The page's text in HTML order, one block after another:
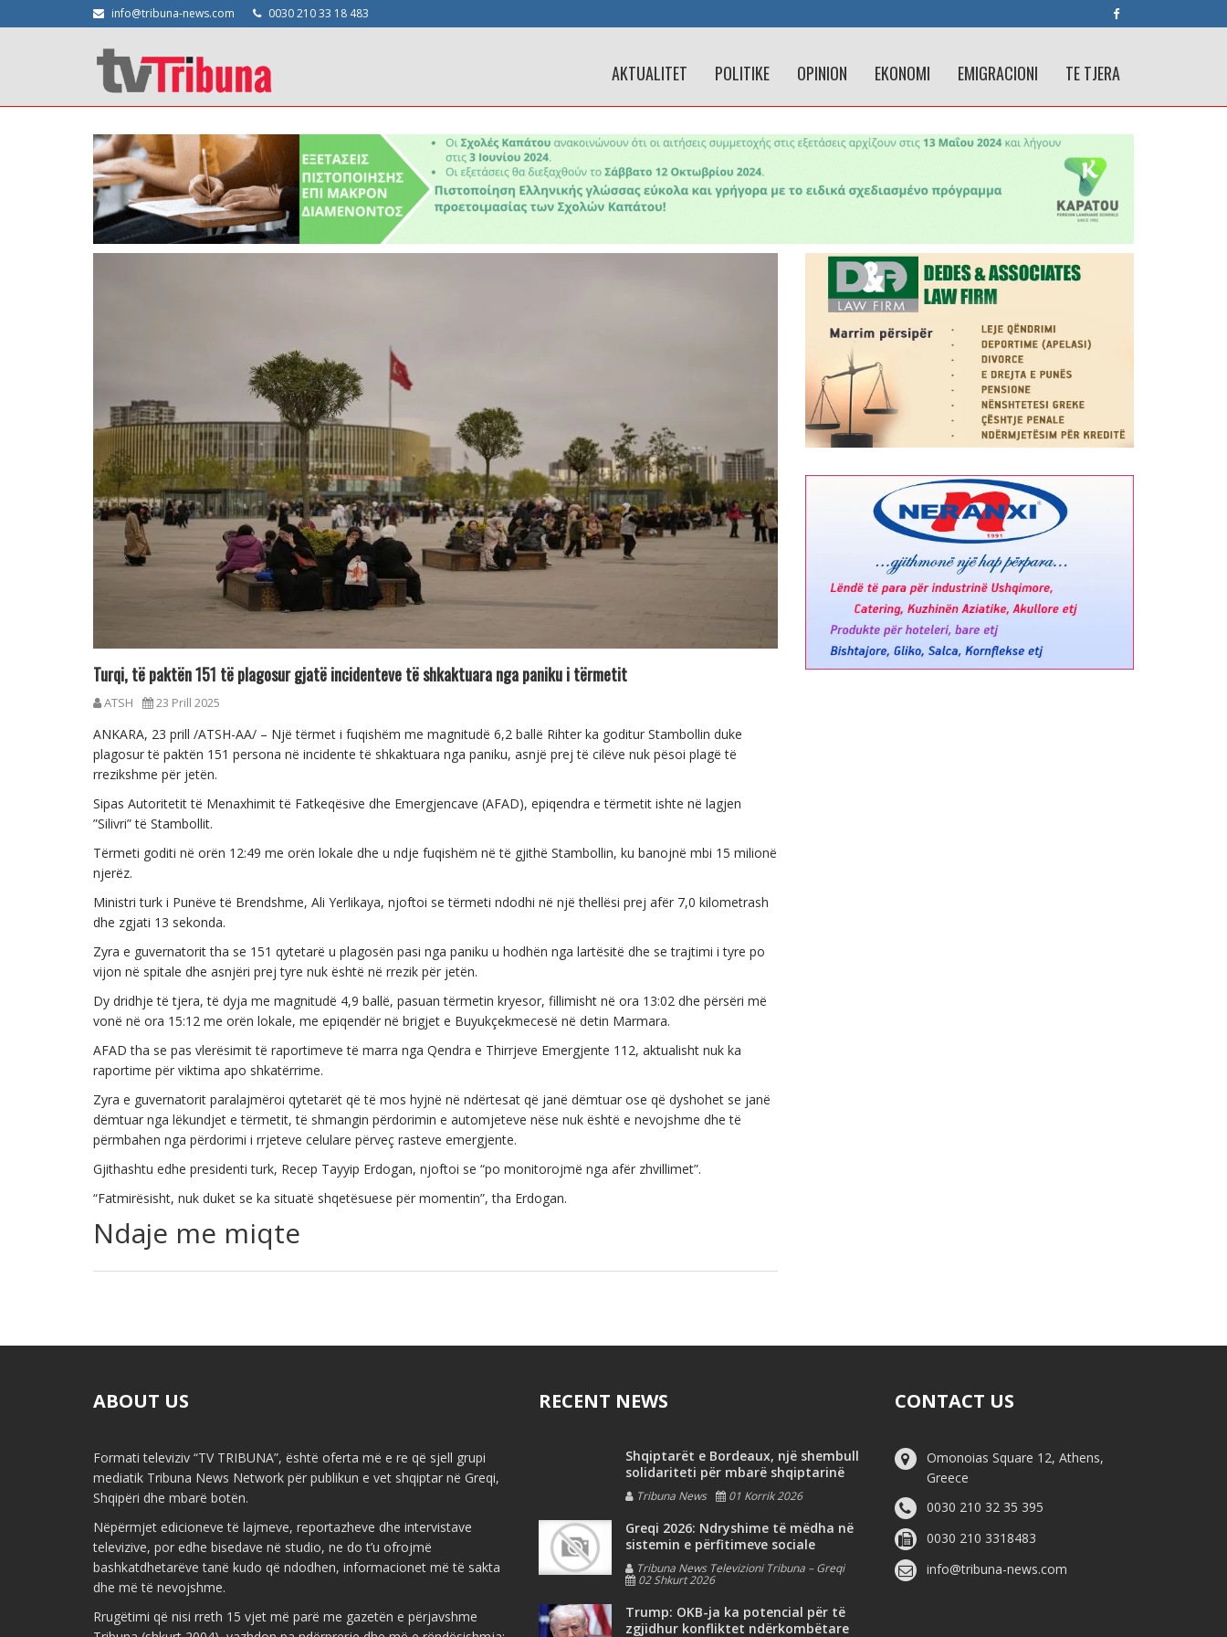
info@tribuna-news.com 0030 210 33 18 483
AKTUALITET POLITIKE OPINION EKONOMI EMIGRACIONI TE TJERA
Turqi, të paktën 151 të plagosur gjatë incidenteve të shkaktuara nga paniku i tërmetit
ATSH 23 Prill 2025
ANKARA, 23 prill /ATSH-AA/ – Një tërmet i fuqishëm me magnitudë 6,2 ballë Rihter ka goditur Stambollin duke
plagosur të paktën 151 persona në incidente të shkaktuara nga paniku, asnjë prej të cilëve nuk pësoi plagë të
rrezikshme për jetën.
Sipas Autoritetit të Menaxhimit të Fatkeqësive dhe Emergjencave (AFAD), epiqendra e tërmetit ishte në lagjen
”Silivri” të Stambollit.
Tërmeti goditi në orën 12:49 me orën lokale dhe u ndje fuqishëm në të gjithë Stambollin, ku banojnë mbi 15 milionë
njerëz.
Ministri turk i Punëve të Brendshme, Ali Yerlikaya, njoftoi se tërmeti ndodhi në një thellësi prej afër 7,0 kilometrash
dhe zgjati 13 sekonda.
Zyra e guvernatorit tha se 151 qytetarë u plagosën pasi nga paniku u hodhën nga lartësitë dhe se trajtimi i tyre po
vijon në spitale dhe asnjëri prej tyre nuk është në rrezik për jetën.
Dy dridhje të tjera, të dyja me magnitudë 4,9 ballë, pasuan tërmetin kryesor, fillimisht në ora 13:02 dhe përsëri më
vonë në ora 15:12 me orën lokale, me epiqendër në brigjet e Buyukçekmecesë në detin Marmara.
AFAD tha se pas vlerësimit të raportimeve të marra nga Qendra e Thirrjeve Emergjente 112, aktualisht nuk ka
raportime për viktima apo shkatërrime.
Zyra e guvernatorit paralajmëroi qytetarët që të mos hyjnë në ndërtesat që janë dëmtuar ose që dyshohet se janë
dëmtuar nga lëkundjet e tërmetit, të shmangin përdorimin e automjeteve nëse nuk është e nevojshme dhe të
përmbahen nga përdorimi i rrjeteve celulare përveç rasteve emergjente.
Gjithashtu edhe presidenti turk, Recep Tayyip Erdogan, njoftoi se “po monitorojmë nga afër zhvillimet”.
“Fatmirësisht, nuk duket se ka situatë shqetësuese për momentin”, tha Erdogan.
Ndaje me miqte
ABOUT US
Formati televiziv “TV TRIBUNA”, është oferta më e re që sjell grupi
mediatik Tribuna News Network për publikun e vet shqiptar në Greqi,
Shqipëri dhe mbarë botën.
Nëpërmjet edicioneve të lajmeve, reportazheve dhe intervistave
televizive, por edhe bisedave në studio, ne do t’u ofrojmë
bashkatdhetarëve tanë kudo që ndodhen, informacionet më të sakta
dhe më të nevojshme.
Rrugëtimi që nisi rreth 15 vjet më parë me gazetën e përjavshme
RECENT NEWS
Shqiptarët e Bordeaux, një shembull
solidariteti për mbarë shqiptarinë
Tribuna News 01 Korrik 2026
Greqi 2026: Ndryshime të mëdha në
sistemin e përfitimeve sociale
Tribuna News Televizioni Tribuna – Greqi
02 Shkurt 2026
Trump: OKB-ja ka potencial për të
zgjidhur konfliktet ndërkombëtare
CONTACT US
Omonoias Square 12, Athens,
Greece
0030 210 32 35 395
0030 210 3318483
info@tribuna-news.com